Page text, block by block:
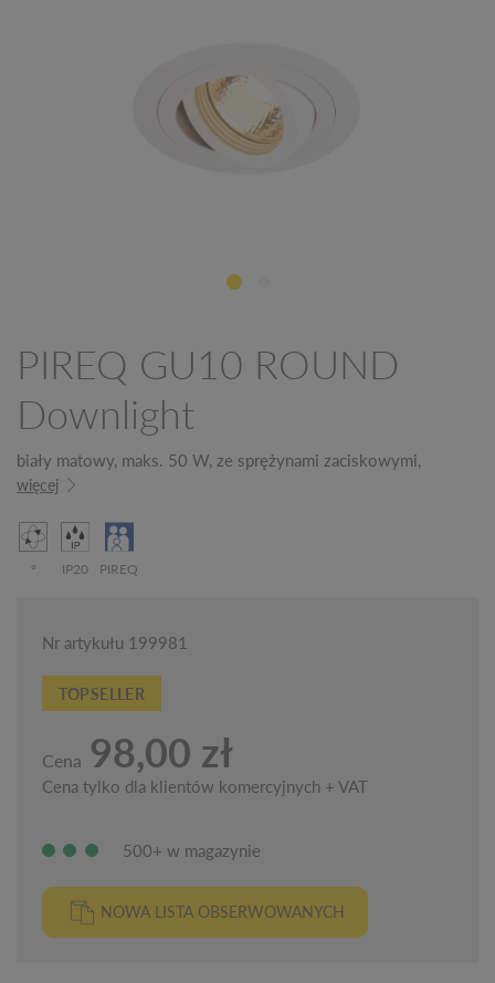
PIREQ GU10 ROUND
Downlight
biały matowy, maks. 50 W, ze sprężynami zaciskowymi,
więcej
° IP20 PIREQ
Nr artykułu 199981
TOPSELLER
Cena 98,00 zł
Cena tylko dla klientów komercyjnych + VAT
500+ w magazynie
NOWA LISTA OBSERWOWANYCH